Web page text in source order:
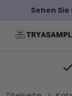
Sehen